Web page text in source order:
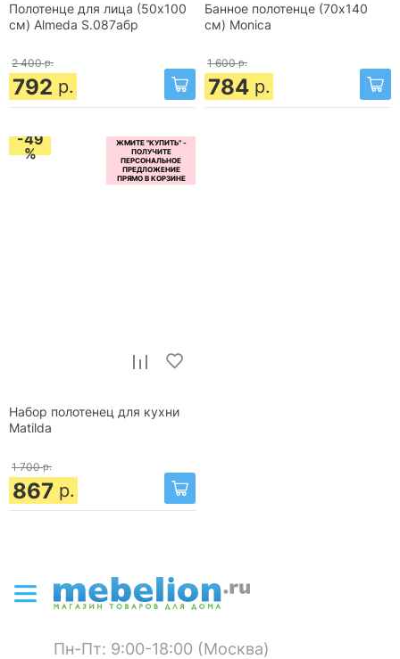
Полотенце для лица (50x100
см) Almeda S.087абр
2 400 р.
792 р.
Банное полотенце (70x140
см) Monica
1 600 р.
784 р.
-49
%
Набор полотенец для кухни
Matilda
1 700 р.
867 р.
Пн-Пт: 9:00-18:00 (Москва)